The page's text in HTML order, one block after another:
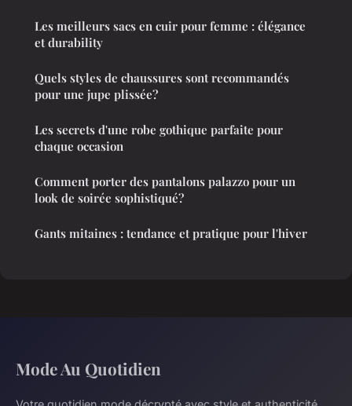
Les meilleurs sacs en cuir pour femme : élégance
et durability
Quels styles de chaussures sont recommandés
pour une jupe plissée?
Les secrets d'une robe gothique parfaite pour
chaque occasion
Comment porter des pantalons palazzo pour un
look de soirée sophistiqué?
Gants mitaines : tendance et pratique pour l'hiver
Mode Au Quotidien